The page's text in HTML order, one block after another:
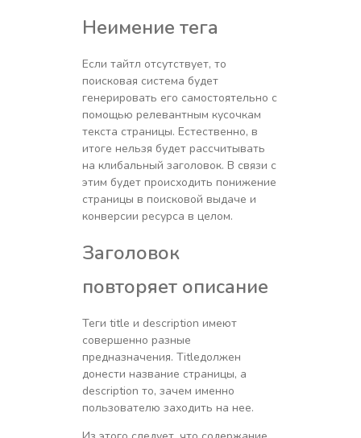
Неимение тега
Если тайтл отсутствует, то
поисковая система будет
генерировать его самостоятельно с
помощью релевантным кусочкам
текста страницы. Естественно, в
итоге нельзя будет рассчитывать
на клибальный заголовок. В связи с
этим будет происходить понижение
страницы в поисковой выдаче и
конверсии ресурса в целом.
Заголовок
повторяет описание
Теги title и description имеют
совершенно разные
предназначения. Titleдолжен
донести название страницы, а
description то, зачем именно
пользователю заходить на нее.